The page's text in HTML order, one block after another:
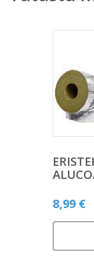
8,99 €